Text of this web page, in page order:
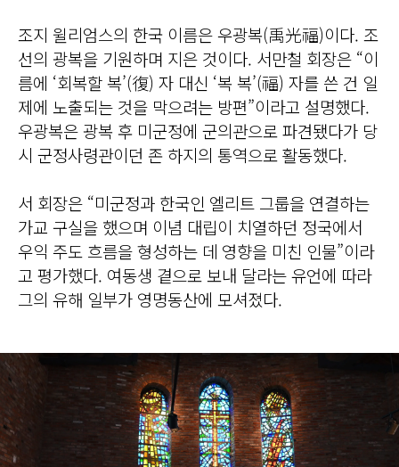
조지 윌리엄스의 한국 이름은 우광복(禹光福)이다. 조
선의 광복을 기원하며 지은 것이다. 서만철 회장은 “이
름에 ‘회복할 복’(復) 자 대신 ‘복 복’(福) 자를 쓴 건 일
제에 노출되는 것을 막으려는 방편”이라고 설명했다.
우광복은 광복 후 미군정에 군의관으로 파견됐다가 당
시 군정사령관이던 존 하지의 통역으로 활동했다.
서 회장은 “미군정과 한국인 엘리트 그룹을 연결하는
가교 구실을 했으며 이념 대립이 치열하던 정국에서
우익 주도 흐름을 형성하는 데 영향을 미친 인물”이라
고 평가했다. 여동생 곁으로 보내 달라는 유언에 따라
그의 유해 일부가 영명동산에 모셔졌다.